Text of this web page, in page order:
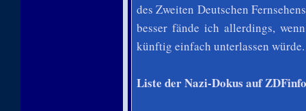
des Zweiten Deutschen
besser fände ich allerdings,
künftig einfach unterlassen würde.
Liste der Nazi-Dokus auf